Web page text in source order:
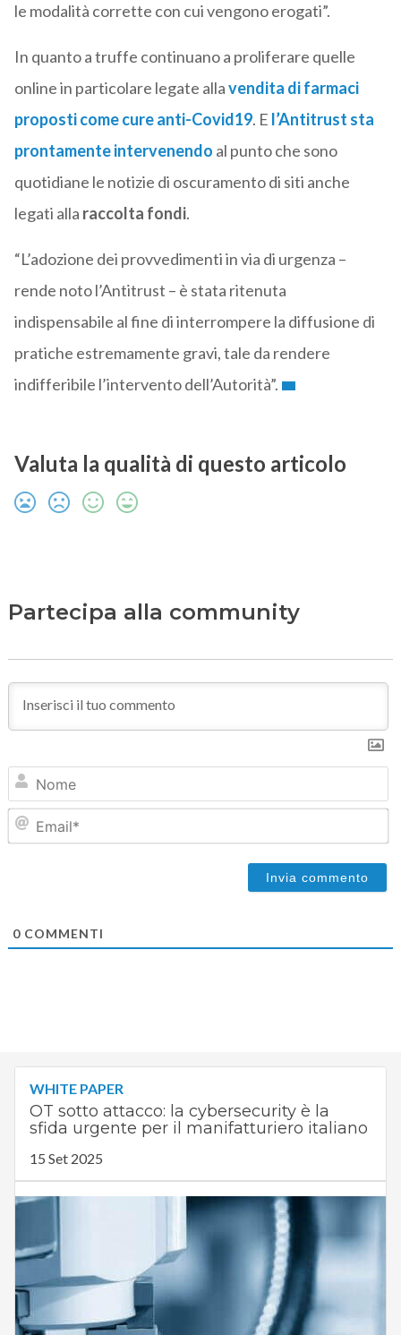
le modalità corrette con cui vengono erogati”.
In quanto a truffe continuano a proliferare quelle
online in particolare legate allavendita di farmaci
proposti come cure anti-Covid19. E l’Antitrust sta
prontamente intervenendo al punto che sono
quotidiane le notizie di oscuramento di siti anche
legati alla raccolta fondi.
“L’adozione dei provvedimenti in via di urgenza –
rende noto l’Antitrust – è stata ritenuta
indispensabile al fine di interrompere la diffusione di
pratiche estremamente gravi, tale da rendere
indifferibile l’intervento dell’Autorità”.
Valuta la qualità di questo articolo
Partecipa alla community
0COMMENTI
WHITE PAPER
OT sotto attacco: la cybersecurity è la
sfida urgente per il manifatturiero italiano
15 Set 2025